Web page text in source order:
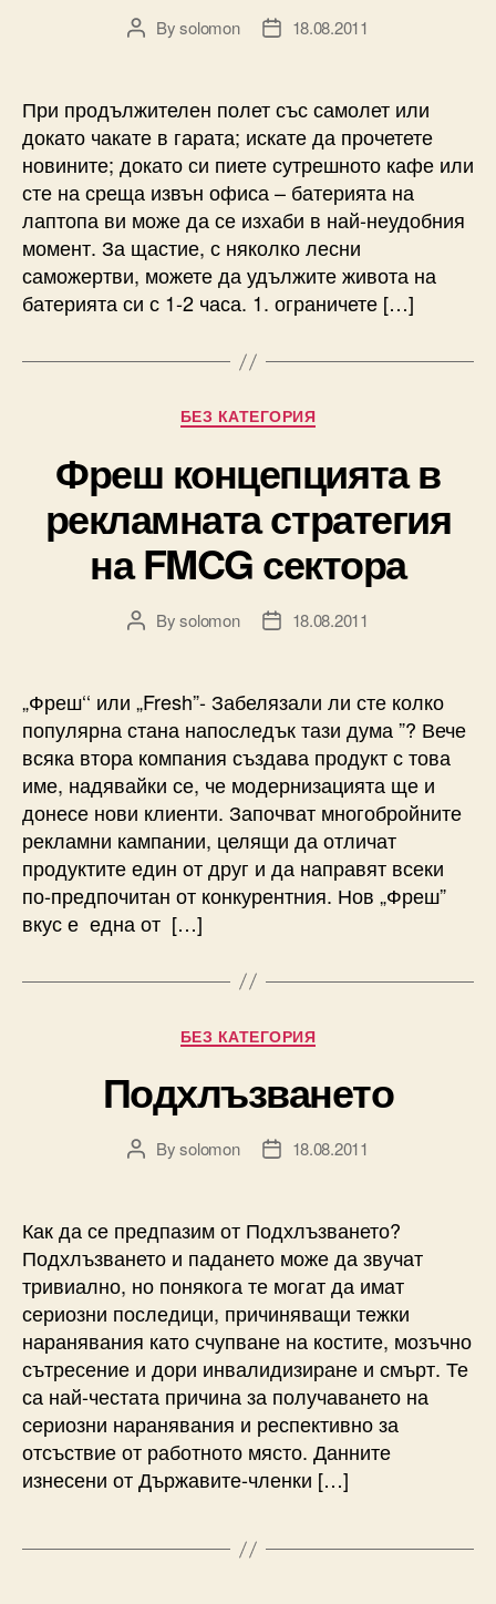
PostBysolomon
Post18.08.2011
При продължителен полет със самолет или
докато чакате в гарата; искате да прочетете
новините; докато си пиете сутрешното кафе или
сте на среща извън офиса – батерията на
лаптопа ви може да се изхаби в най-неудобния
момент. За щастие, с няколко лесни
саможертви, можете да удължите живота на
батерията си с 1-2 часа. 1. ограничете […]
Categories
БЕЗ КАТЕГОРИЯ
Фреш концепцията в
рекламната стратегия
на FMCG сектора
PostBysolomon
Post18.08.2011
„Фреш‘‘ или „Fresh”- Забелязали ли сте колко
популярна стана напоследък тази дума ”? Вече
всяка втора компания създава продукт с това
име, надявайки се, че модернизацията ще и
донесе нови клиенти. Започват многобройните
рекламни кампании, целящи да отличат
продуктите един от друг и да направят всеки
по-предпочитан от конкурентния. Нов „Фреш”
вкус е една от […]
Categories
БЕЗ КАТЕГОРИЯ
Подхлъзването
PostBysolomon
Post18.08.2011
Как да се предпазим от Подхлъзването?
Подхлъзването и падането може да звучат
тривиално, но понякога те могат да имат
сериозни последици, причиняващи тежки
наранявания като счупване на костите, мозъчно
сътресение и дори инвалидизиране и смърт. Те
са най-честата причина за получаването на
сериозни наранявания и респективно за
отсъствие от работното място. Данните
изнесени от Държавите-членки […]